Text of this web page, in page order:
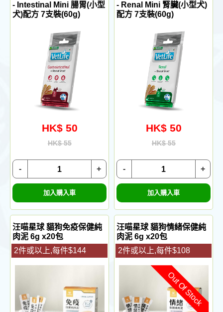
- Intestinal Mini 腸胃(小型
犬)配方 7支裝(60g)
HK$ 50
HK$ 55
+
-
加入購入車
- Renal Mini 腎臟(小型犬)
配方 7支裝(60g)
HK$ 50
HK$ 55
+
-
加入購入車
汪喵星球 貓狗免疫保健純
肉泥 6g x20包
2件或以上,每件$144
汪喵星球 貓狗情緒保健純
肉泥 6g x20包
2件或以上,每件$108
Out Of Stock